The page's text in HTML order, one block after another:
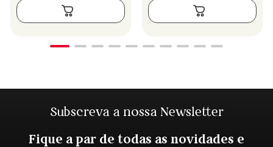
Subscreva a nossa Newsletter
Fique a par de todas as novidades e